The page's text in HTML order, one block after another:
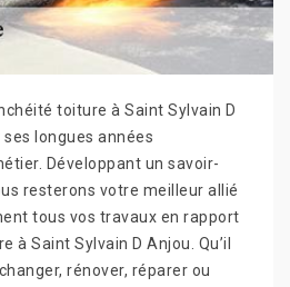
toiture à Saint Sylvain D
longues années
Développant un savoir-
resterons votre meilleur allié
tous vos travaux en rapport
à Saint Sylvain D Anjou. Qu’il
rénover, réparer ou